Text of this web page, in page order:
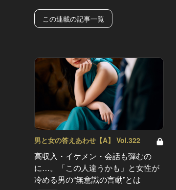
この連載の記事一覧
男と女の答えあわせ【A】 Vol.322
高収入・イケメン・会話も弾むの
に…。「この人違うかも」と女性が
冷める男の“無意識の言動”とは